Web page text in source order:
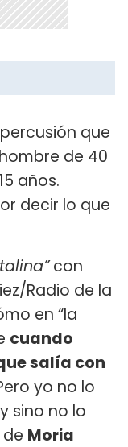
que
de 40
años.
decir lo que
con
Radio de la
en “la
cuando
salía con
yo no lo
sino no lo
Moria